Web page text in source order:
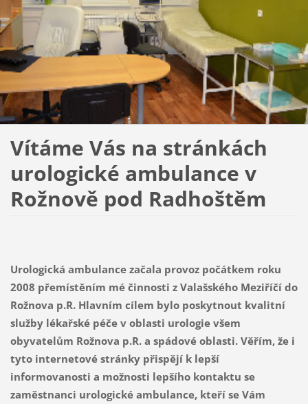
Vítáme Vás na stránkách
urologické ambulance v
Rožnově pod Radhoštěm
Urologická ambulance začala provoz počátkem roku
2008 přemístěním mé činnosti z Valašského Meziříčí do
Rožnova p.R. Hlavním cílem bylo poskytnout kvalitní
služby lékařské péče v oblasti urologie všem
obyvatelům Rožnova p.R. a spádové oblasti. Věřím, že i
tyto internetové stránky přispějí k lepší
informovanosti a možnosti lepšího kontaktu se
zaměstnanci urologické ambulance, kteří se Vám